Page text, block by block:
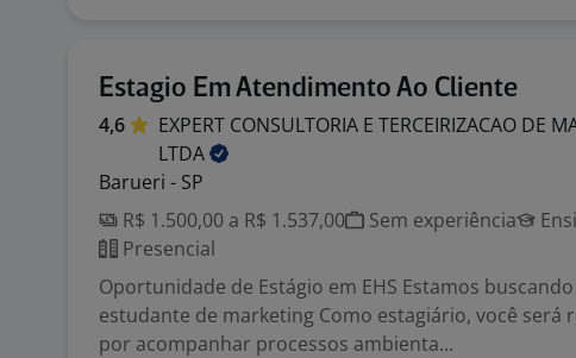
Estagio Em Atendimento Ao Cliente
4,6
EXPERT CONSULTORIA E TERCEIRIZACAO DE
LTDA
Barueri - SP
R$ 1.500,00 a R$ 1.537,00
Sem experiência
Presencial
Oportunidade de Estágio em EHS Estamos
estudante de marketing Como estagiário, você será
por acompanhar processos ambienta...